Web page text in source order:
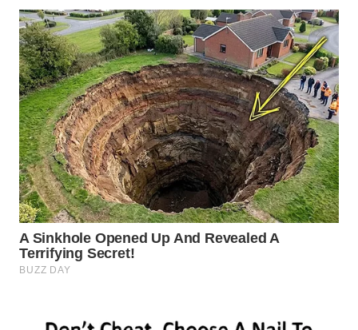
TANJUNG
LESUNG
WN
KARO
WN
SIMALUNGUN
WN
LABUHANBATU
WN
TAPANULI
WN DELI